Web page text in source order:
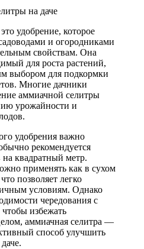
удобрение, которое
и огородниками
свойствам. Она
для роста растений,
выбором для подкормки
Многие дачники
аммиачной селитры
урожайности и
удобрения важно
рекомендуется
квадратный метр.
применять как в сухом
позволяет легко
условиям. Однако
чередования с
избежать
аммиачная селитра —
способ улучшить